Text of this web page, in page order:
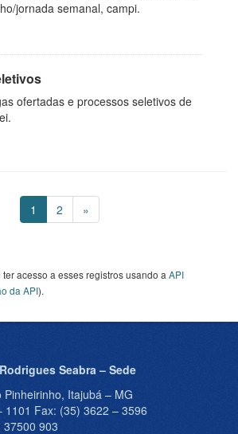
jornada semanal, campi.
ofertadas e processos seletivos de
1 2 »
acesso a esses registros usando a API
da API).
Seabra – Sede
Pinheirinho, Itajubá – MG
1101 Fax: (35) 3622 – 3596
37500 903